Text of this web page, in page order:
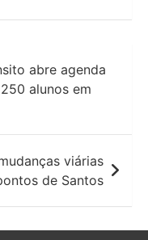
abre agenda
alunos em
viárias
de Santos